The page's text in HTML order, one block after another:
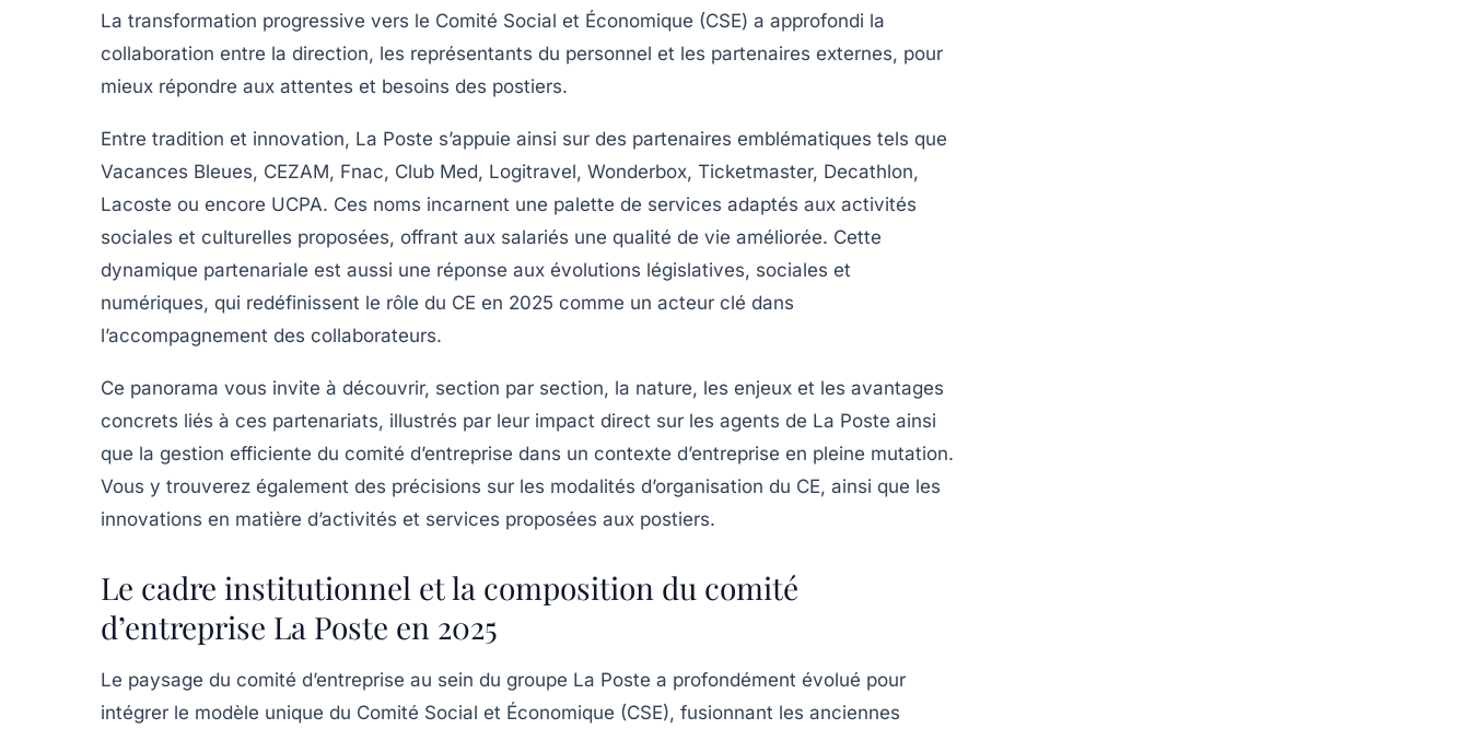
La transformation progressive vers le Comité Social et Économique (CSE) a approfondi la
collaboration entre la direction, les représentants du personnel et les partenaires externes, pour
mieux répondre aux attentes et besoins des postiers.
Entre tradition et innovation, La Poste s’appuie ainsi sur des partenaires emblématiques tels que
Vacances Bleues, CEZAM, Fnac, Club Med, Logitravel, Wonderbox, Ticketmaster, Decathlon,
Lacoste ou encore UCPA. Ces noms incarnent une palette de services adaptés aux activités
sociales et culturelles proposées, offrant aux salariés une qualité de vie améliorée. Cette
dynamique partenariale est aussi une réponse aux évolutions législatives, sociales et
numériques, qui redéfinissent le rôle du CE en 2025 comme un acteur clé dans
l’accompagnement des collaborateurs.
Ce panorama vous invite à découvrir, section par section, la nature, les enjeux et les avantages
concrets liés à ces partenariats, illustrés par leur impact direct sur les agents de La Poste ainsi
que la gestion efficiente du comité d’entreprise dans un contexte d’entreprise en pleine mutation.
Vous y trouverez également des précisions sur les modalités d’organisation du CE, ainsi que les
innovations en matière d’activités et services proposées aux postiers.
Le cadre institutionnel et la composition du comité
d’entreprise La Poste en 2025
Le paysage du comité d’entreprise au sein du groupe La Poste a profondément évolué pour
intégrer le modèle unique du Comité Social et Économique (CSE), fusionnant les anciennes